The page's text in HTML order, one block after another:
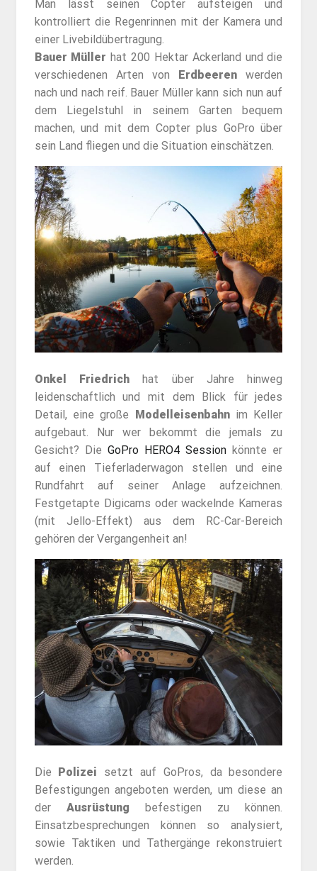
Man lässt seinen Copter aufsteigen und
kontrolliert die Regenrinnen mit der Kamera und
einer Livebildübertragung.
Bauer Müller hat 200 Hektar Ackerland und die
verschiedenen Arten von Erdbeeren werden
nach und nach reif. Bauer Müller kann sich nun auf
dem Liegelstuhl in seinem Garten bequem
machen, und mit dem Copter plus GoPro über
sein Land fliegen und die Situation einschätzen.
Onkel Friedrichhat über Jahre hinweg
leidenschaftlich und mit dem Blick für jedes
Detail, eine große Modelleisenbahnim Keller
aufgebaut. Nur wer bekommt die jemals zu
Gesicht? Die GoPro HERO4 Session könnte er
auf einen Tieferladerwagon stellen und eine
Rundfahrt auf seiner Anlage aufzeichnen.
Festgetapte Digicams oder wackelnde Kameras
(mit Jello-Effekt) aus dem RC-Car-Bereich
gehören der Vergangenheit an!
Die Polizei setzt auf GoPros, da besondere
Befestigungen angeboten werden, um diese an
der Ausrüstung befestigen zu können.
Einsatzbesprechungen können so analysiert,
sowie Taktiken und Tathergänge rekonstruiert
werden.